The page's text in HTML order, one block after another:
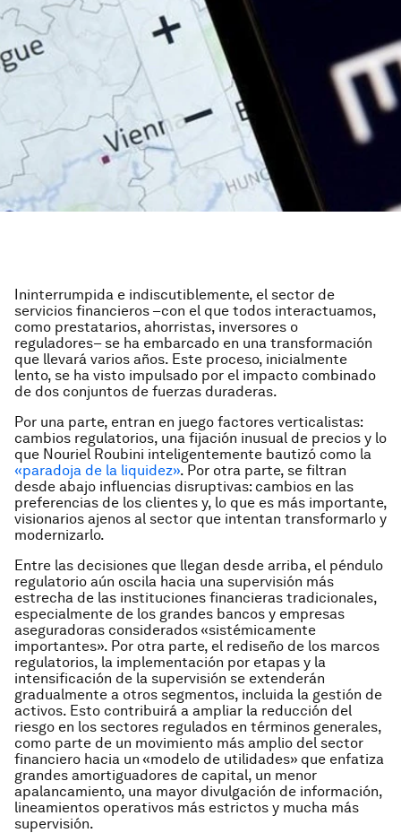
Ininterrumpida e indiscutiblemente, el sector de
servicios financieros –con el que todos interactuamos,
como prestatarios, ahorristas, inversores o
reguladores– se ha embarcado en una transformación
que llevará varios años. Este proceso, inicialmente
lento, se ha visto impulsado por el impacto combinado
de dos conjuntos de fuerzas duraderas.
Por una parte, entran en juego factores verticalistas:
cambios regulatorios, una fijación inusual de precios y lo
que Nouriel Roubini inteligentemente bautizó como la
«paradoja de la liquidez». Por otra parte, se filtran
desde abajo influencias disruptivas: cambios en las
preferencias de los clientes y, lo que es más importante,
visionarios ajenos al sector que intentan transformarlo y
modernizarlo.
Entre las decisiones que llegan desde arriba, el péndulo
regulatorio aún oscila hacia una supervisión más
estrecha de las instituciones financieras tradicionales,
especialmente de los grandes bancos y empresas
aseguradoras considerados «sistémicamente
importantes». Por otra parte, el rediseño de los marcos
regulatorios, la implementación por etapas y la
intensificación de la supervisión se extenderán
gradualmente a otros segmentos, incluida la gestión de
activos. Esto contribuirá a ampliar la reducción del
riesgo en los sectores regulados en términos generales,
como parte de un movimiento más amplio del sector
financiero hacia un «modelo de utilidades» que enfatiza
grandes amortiguadores de capital, un menor
apalancamiento, una mayor divulgación de información,
lineamientos operativos más estrictos y mucha más
supervisión.